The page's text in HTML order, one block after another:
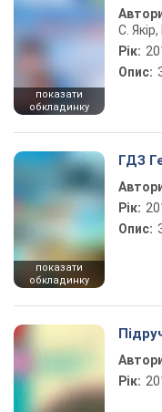
показати
обкладинку
С.
Рік:
Опис:
показати
обкладинку
ГДЗ
Рік:
Опис:
Рік: